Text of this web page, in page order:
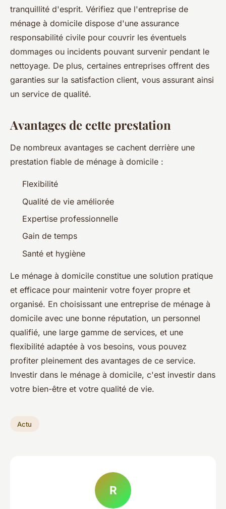
tranquillité d'esprit. Vérifiez que l'entreprise de
ménage à domicile dispose d'une assurance
responsabilité civile pour couvrir les éventuels
dommages ou incidents pouvant survenir pendant le
nettoyage. De plus, certaines entreprises offrent des
garanties sur la satisfaction client, vous assurant ainsi
un service de qualité.
Avantages de cette prestation
De nombreux avantages se cachent derrière une
prestation fiable de ménage à domicile :
Flexibilité
Qualité de vie améliorée
Expertise professionnelle
Gain de temps
Santé et hygiène
Le ménage à domicile constitue une solution pratique
et efficace pour maintenir votre foyer propre et
organisé. En choisissant une entreprise de ménage à
domicile avec une bonne réputation, un personnel
qualifié, une large gamme de services, et une
flexibilité adaptée à vos besoins, vous pouvez
profiter pleinement des avantages de ce service.
Investir dans le ménage à domicile, c'est investir dans
votre bien-être et votre qualité de vie.
Actu
R